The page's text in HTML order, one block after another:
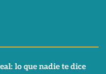
lo que nadie te dice